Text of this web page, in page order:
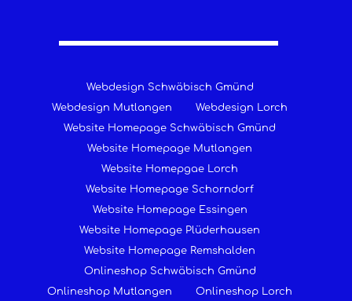
Webdesign Schwäbisch Gmünd
Webdesign Mutlangen
Webdesign Lorch
Website Homepage Schwäbisch Gmünd
Website Homepage Mutlangen
Website Homepgae Lorch
Website Homepage Schorndorf
Website Homepage Essingen
Website Homepage Plüderhausen
Website Homepage Remshalden
Onlineshop Schwäbisch Gmünd
Onlineshop Mutlangen
Onlineshop Lorch